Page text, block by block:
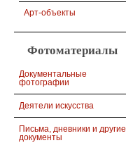
Арт-объекты
Фотоматериалы
Документальные
фотографии
Деятели искусства
Письма, дневники и другие
документы